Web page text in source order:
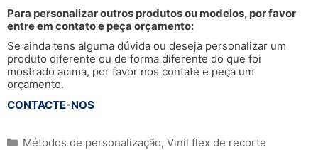
Para personalizar outros produtos ou modelos, por favor
entre em contato e peça orçamento:
Se ainda tens alguma dúvida ou deseja personalizar um
produto diferente ou de forma diferente do que foi
mostrado acima, por favor nos contate e peça um
orçamento.
CONTACTE-NOS
Categorias
Métodos de personalização, Vinil flex de recorte